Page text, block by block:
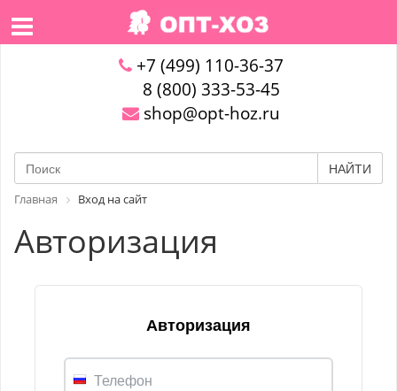
+7 (499) 110-36-37
8 (800) 333-53-45
shop@opt-hoz.ru
НАЙТИ
Главная Вход на сайт
Авторизация
Авторизация
Телефон